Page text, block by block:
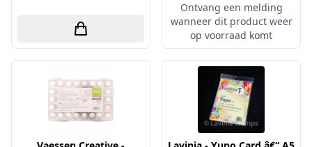
Ontvang een melding
wanneer dit product weer
op voorraad komt